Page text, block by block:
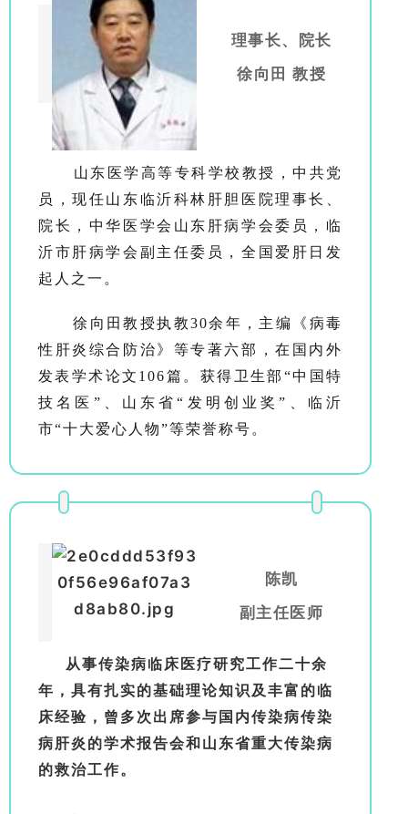
理事长、院长
徐向田 教授
山东医学高等专科学校教授，中共党
员，现任山东临沂科林肝胆医院理事长、
院长，中华医学会山东肝病学会委员，临
沂市肝病学会副主任委员，全国爱肝日发
起人之一。
徐向田教授执教30余年，主编《病毒
性肝炎综合防治》等专著六部，在国内外
发表学术论文106篇。获得卫生部“中国特
技名医”、山东省“发明创业奖”、临沂
市“十大爱心人物”等荣誉称号。
陈凯
副主任医师
从事传染病临床医疗研究工作二十余
年，具有扎实的基础理论知识及丰富的临
床经验，曾多次出席参与国内传染病传染
病肝炎的学术报告会和山东省重大传染病
的救治工作。